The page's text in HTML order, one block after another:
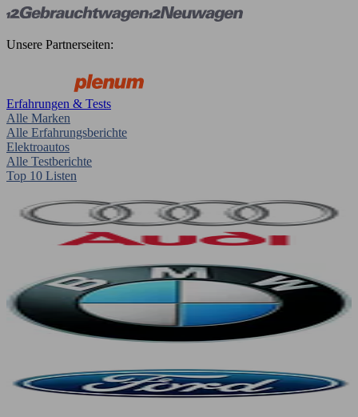
Unsere Partnerseiten:
Erfahrungen & Tests
Alle Marken
Alle Erfahrungsberichte
Elektroautos
Alle Testberichte
Top 10 Listen